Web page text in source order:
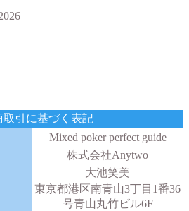
取引に基づく表記
Mixed poker perfect guide
株式会社Anytwo
大池笑美
東京都港区南青山3丁目1番36
号青山丸竹ビル6F